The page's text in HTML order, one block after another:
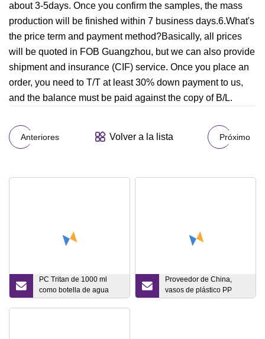
about 3-5days. Once you confirm the samples, the mass
production will be finished within 7 business days.6.What's
the price term and payment method?Basically, all prices
will be quoted in FOB Guangzhou, but we can also provide
shipment and insurance (CIF) service. Once you place an
order, you need to T/T at least 30% down payment to us,
and the balance must be paid against the copy of B/L.
Anteriores Volver a la lista Próximo
PC Tritan de 1000 ml
como botella de agua
para exteriores, taza para
Proveedor de China,
vasos de plástico PP
transparentes